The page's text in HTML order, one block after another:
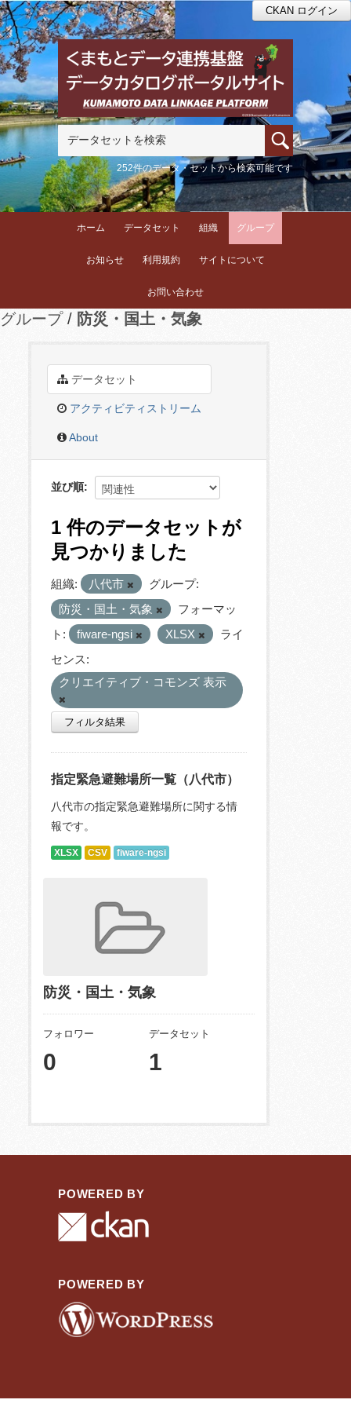
CKAN ログイン
252件のデータ・セットから検索可能です
ホーム データセット 組織 グループ
お知らせ 利用規約 サイトについて
お問い合わせ
グループ 防災・国土・気象
データセット
アクティビティストリーム
About
並び順
1 件のデータセットが
見つかりました
組織: 八代市
グループ:
防災・国土・気象
フォーマッ
ト:
fiware-ngsi XLSX
ライ
センス:
クリエイティブ・コモンズ 表示
フィルタ結果
指定緊急避難場所一覧（八代市）
八代市の指定緊急避難場所に関する情
報です。
XLSX CSV fiware-ngsi
防災・国土・気象
フォロワー
0
データセット
1
POWERED BY
POWERED BY